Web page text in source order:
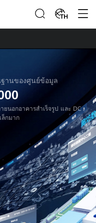
TH
ฐานของศูนย์ข้อมูล
นอกอาคารสําเร็จรูป และ DC
ล็กมาก